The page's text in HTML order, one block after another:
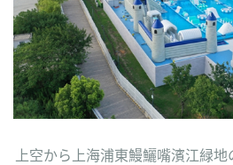
上空から上海浦東鰻鱺嘴濱江緑